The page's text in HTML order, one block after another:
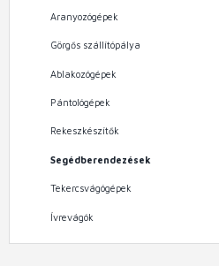
Aranyozógépek
Görgős szállítópálya
Ablakozógépek
Pántológépek
Rekeszkészítők
Segédberendezések
Tekercsvágógépek
Ívrevágók